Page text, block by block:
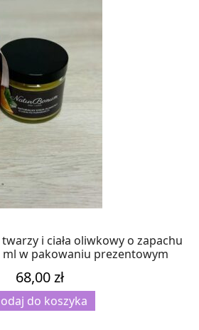
i ciała oliwkowy o zapachu
ml w pakowaniu prezentowym
68,00zł
do koszyka